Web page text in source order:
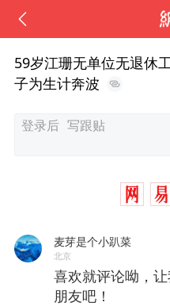
59岁江珊无单位无退休
子为生计奔波
麦芽是个小趴菜
北京
喜欢就评论呦，
朋友吧！